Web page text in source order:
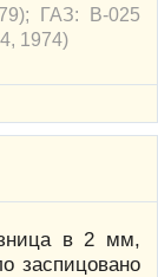
В-025
1974)
в 2 мм,
заспицовано